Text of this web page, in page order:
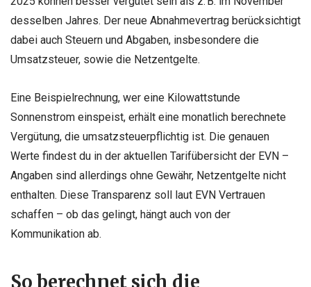
desselben Jahres. Der neue Abnahmevertrag berücksichtigt
dabei auch Steuern und Abgaben, insbesondere die
Umsatzsteuer, sowie die Netzentgelte.
Eine Beispielrechnung, wer eine Kilowattstunde
Sonnenstrom einspeist, erhält eine monatlich berechnete
Vergütung, die umsatzsteuerpflichtig ist. Die genauen
Werte findest du in der aktuellen Tarifübersicht der EVN –
Angaben sind allerdings ohne Gewähr, Netzentgelte nicht
enthalten. Diese Transparenz soll laut EVN Vertrauen
schaffen – ob das gelingt, hängt auch von der
Kommunikation ab.
So berechnet sich die